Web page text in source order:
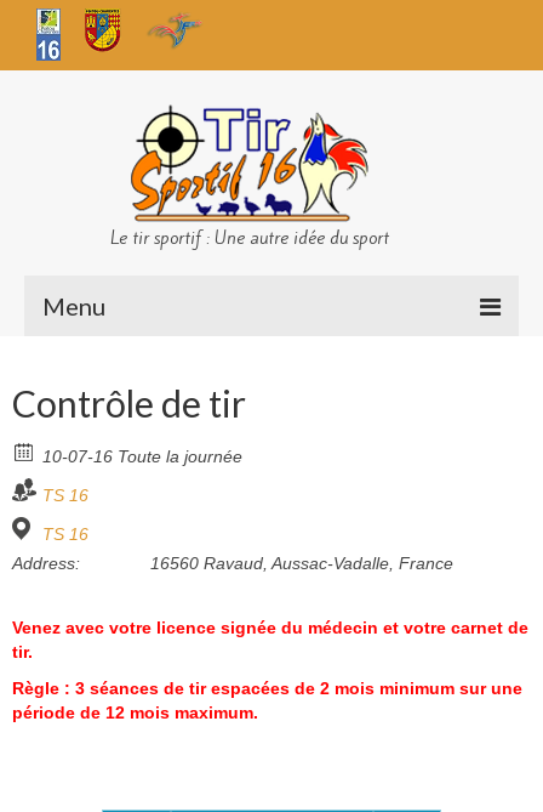
Le tir sportif : Une autre idée du sport
Menu
Sécurité
Challenges TS 16
Bénévoles
Vidéos
Contrôle de tir
10-07-16 Toute la journée
TS 16
TS 16
Address:
16560 Ravaud, Aussac-Vadalle, France
Venez avec votre licence signée du médecin et votre carnet de
tir.
Règle : 3 séances de tir espacées de 2 mois minimum sur une
période de 12 mois maximum.